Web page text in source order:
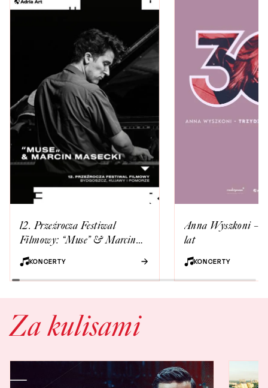
12. Przeźrocza Festiwal
Filmowy: “Muse” & Marcin
Masecki
KONCERTY
Anna Wyszkoni –
lat
KONCERTY
Za kulisami